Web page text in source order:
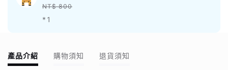
NT$ 800
*1
產品介紹 購物須知 退貨須知